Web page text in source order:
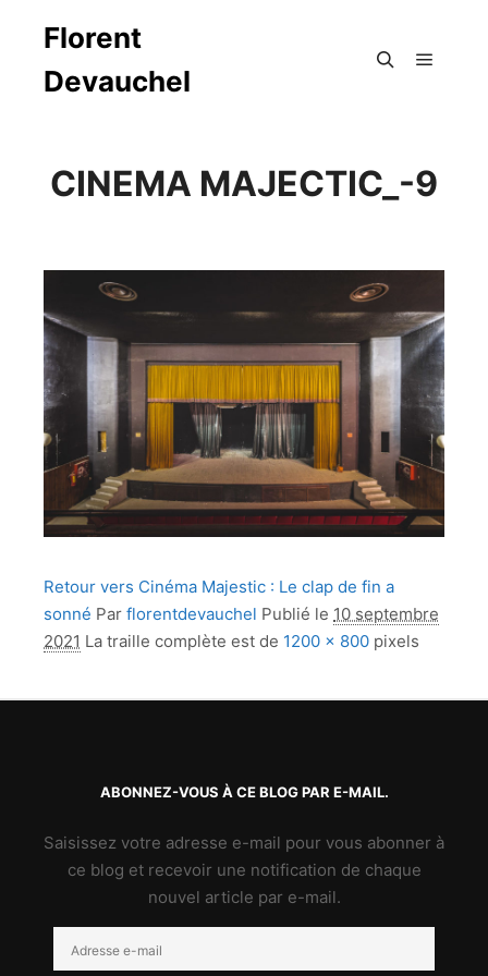
Florent
Devauchel
CINEMA MAJECTIC_-9
Retour vers Cinéma Majestic : Le clap de fin a
sonné Par florentdevauchel Publié le 10 septembre
2021 La traille complète est de 1200 × 800 pixels
ABONNEZ-VOUS À CE BLOG PAR E-MAIL.
Saisissez votre adresse e-mail pour vous abonner à
ce blog et recevoir une notification de chaque
nouvel article par e-mail.
e-